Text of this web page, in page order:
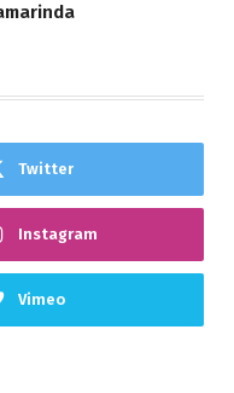
Twitter
Instagram
Vimeo